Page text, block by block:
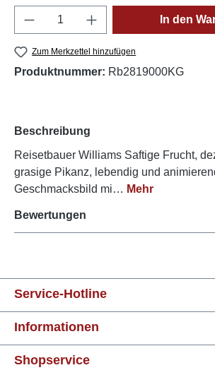
Produkt Anzahl: Gib den
In den
Zum Merkzettel hinzufügen
Produktnummer: Rb2819000KG
Beschreibung
Reisetbauer Williams Saftige Frucht,
grasige Pikanz, lebendig und
Geschmacksbild mi… Mehr
Bewertungen
Service-Hotline
Informationen
Shopservice